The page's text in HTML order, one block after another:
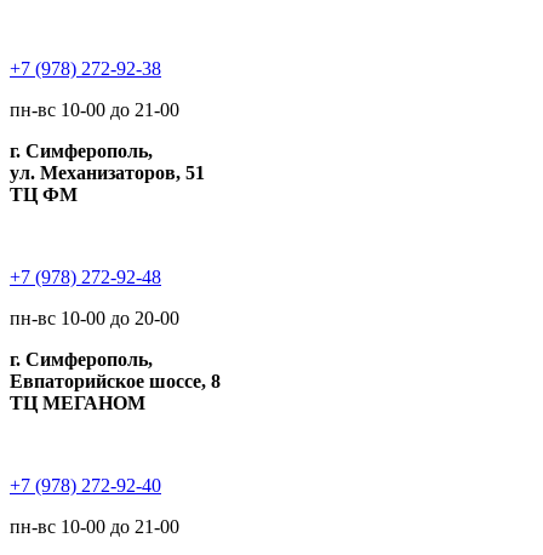
+7 (978) 272-92-38
пн-вс 10-00 до 21-00
г. Симферополь,
ул. Механизаторов, 51
ТЦ ФМ
+7 (978) 272-92-48
пн-вс 10-00 до 20-00
г. Симферополь,
Евпаторийское шоссе, 8
ТЦ МЕГАНОМ
+7 (978) 272-92-40
пн-вс 10-00 до 21-00